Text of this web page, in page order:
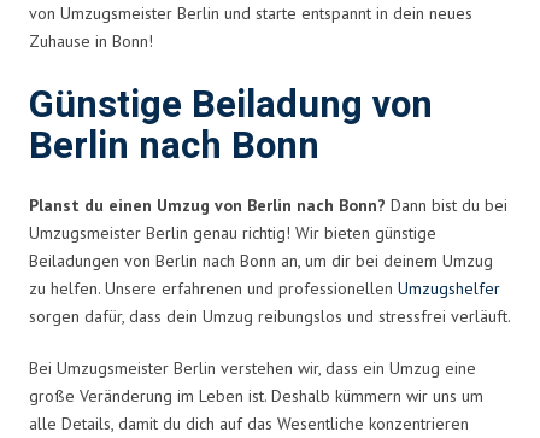
von Umzugsmeister Berlin und starte entspannt in dein neues
Zuhause in Bonn!
Günstige Beiladung von
Berlin nach Bonn
Planst du einen Umzug von Berlin nach Bonn? Dann bist du bei
Umzugsmeister Berlin genau richtig! Wir bieten günstige
Beiladungen von Berlin nach Bonn an, um dir bei deinem Umzug
zu helfen. Unsere erfahrenen und professionellen Umzugshelfer
sorgen dafür, dass dein Umzug reibungslos und stressfrei verläuft.
Bei Umzugsmeister Berlin verstehen wir, dass ein Umzug eine
große Veränderung im Leben ist. Deshalb kümmern wir uns um
alle Details, damit du dich auf das Wesentliche konzentrieren